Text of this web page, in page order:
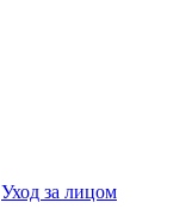
Уход за лицом